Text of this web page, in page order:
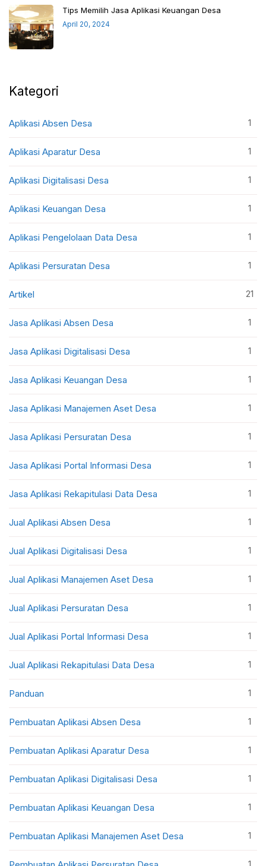
Tips Memilih Jasa Aplikasi Keuangan Desa
April 20, 2024
Kategori
Aplikasi Absen Desa 1
Aplikasi Aparatur Desa 1
Aplikasi Digitalisasi Desa 1
Aplikasi Keuangan Desa 1
Aplikasi Pengelolaan Data Desa 1
Aplikasi Persuratan Desa 1
Artikel 21
Jasa Aplikasi Absen Desa 1
Jasa Aplikasi Digitalisasi Desa 1
Jasa Aplikasi Keuangan Desa 1
Jasa Aplikasi Manajemen Aset Desa 1
Jasa Aplikasi Persuratan Desa 1
Jasa Aplikasi Portal Informasi Desa 1
Jasa Aplikasi Rekapitulasi Data Desa 1
Jual Aplikasi Absen Desa 1
Jual Aplikasi Digitalisasi Desa 1
Jual Aplikasi Manajemen Aset Desa 1
Jual Aplikasi Persuratan Desa 1
Jual Aplikasi Portal Informasi Desa 1
Jual Aplikasi Rekapitulasi Data Desa 1
Panduan 1
Pembuatan Aplikasi Absen Desa 1
Pembuatan Aplikasi Aparatur Desa 1
Pembuatan Aplikasi Digitalisasi Desa 1
Pembuatan Aplikasi Keuangan Desa 1
Pembuatan Aplikasi Manajemen Aset Desa 1